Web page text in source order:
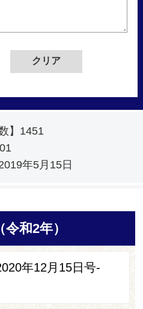
】 1451
年5月15日
和2年）
年12月15日号-